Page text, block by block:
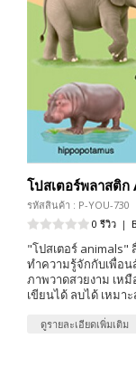
โปสเตอร์พลาสติก
รหัสสินค้า : P-YOU-730
0 รีวิว |
"โปสเตอร์ animals"
ทำความรู้จักกับเพื่อ
ภาพวาดสวยงาม เห
เขียนได้ ลบได้ เหมา
ดูรายละเอียดเพิ่มเติม